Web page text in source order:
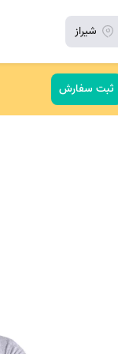
شیراز
ثبت سفارش